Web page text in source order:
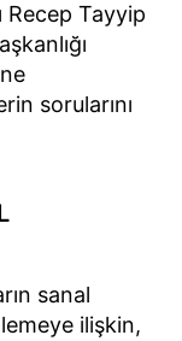
Recep Tayyip
sorularını
sanal
ilişkin,